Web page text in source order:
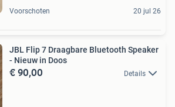
Voorschoten 20 jul 26
JBL Flip 7 Draagbare Bluetooth Speaker
- Nieuw in Doos
€ 90,00 Details